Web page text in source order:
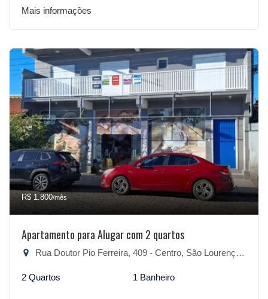
Mais informações
R$ 1.800/mês
Apartamento para Alugar com 2 quartos
Rua Doutor Pio Ferreira, 409 - Centro, São Lourenço do Sul-RS
2 Quartos 1 Banheiro